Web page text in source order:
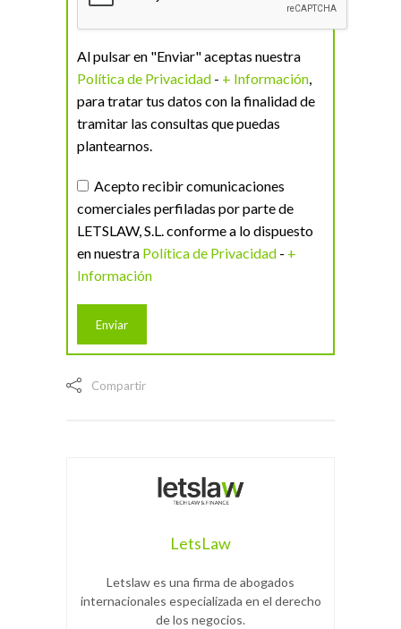
Al pulsar en "Enviar" aceptas nuestra
Política de Privacidad - + Información,
para tratar tus datos con la finalidad de
tramitar las consultas que puedas
plantearnos.
Acepto recibir comunicaciones
comerciales perfiladas por parte de
LETSLAW, S.L. conforme a lo dispuesto
en nuestra Política de Privacidad - +
Información
Compartir
LetsLaw
Letslaw es una firma de abogados
internacionales especializada en el derecho
de los negocios.